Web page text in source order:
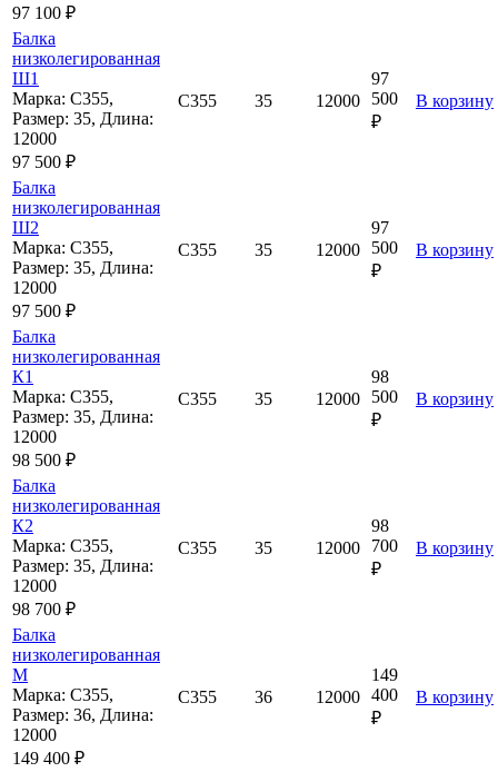
97 100 ₽
Балка
низколегированная
Ш1
Марка: С355,
Размер: 35, Длина:
12000
97 500 ₽
С355 35 12000
97
500
₽
В корзину
Балка
низколегированная
Ш2
Марка: С355,
Размер: 35, Длина:
12000
97 500 ₽
С355 35 12000
97
500
₽
В корзину
Балка
низколегированная
К1
Марка: С355,
Размер: 35, Длина:
12000
98 500 ₽
С355 35 12000
98
500
₽
В корзину
Балка
низколегированная
К2
Марка: С355,
Размер: 35, Длина:
12000
98 700 ₽
С355 35 12000
98
700
₽
В корзину
Балка
низколегированная
М
Марка: С355,
Размер: 36, Длина:
12000
149 400 ₽
С355 36 12000
149
400
₽
В корзину